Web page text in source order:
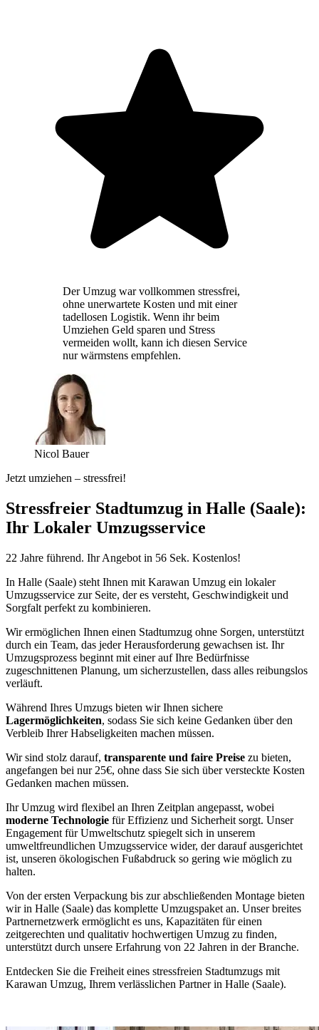
Der Umzug war vollkommen stressfrei,
ohne unerwartete Kosten und mit einer
tadellosen Logistik. Wenn ihr beim
Umziehen Geld sparen und Stress
vermeiden wollt, kann ich diesen Service
nur wärmstens empfehlen.
Nicol Bauer
Jetzt umziehen – stressfrei!
Stressfreier Stadtumzug in Halle (Saale):
Ihr Lokaler Umzugsservice
22 Jahre führend. Ihr Angebot in 56 Sek. Kostenlos!
In Halle (Saale) steht Ihnen mit Karawan Umzug ein lokaler
Umzugsservice zur Seite, der es versteht, Geschwindigkeit und
Sorgfalt perfekt zu kombinieren.
Wir ermöglichen Ihnen einen Stadtumzug ohne Sorgen, unterstützt
durch ein Team, das jeder Herausforderung gewachsen ist. Ihr
Umzugsprozess beginnt mit einer auf Ihre Bedürfnisse
zugeschnittenen Planung, um sicherzustellen, dass alles reibungslos
verläuft.
Während Ihres Umzugs bieten wir Ihnen sichere
Lagermöglichkeiten, sodass Sie sich keine Gedanken über den
Verbleib Ihrer Habseligkeiten machen müssen.
Wir sind stolz darauf, transparente und faire Preise zu bieten,
angefangen bei nur 25€, ohne dass Sie sich über versteckte Kosten
Gedanken machen müssen.
Ihr Umzug wird flexibel an Ihren Zeitplan angepasst, wobei
moderne Technologie für Effizienz und Sicherheit sorgt. Unser
Engagement für Umweltschutz spiegelt sich in unserem
umweltfreundlichen Umzugsservice wider, der darauf ausgerichtet
ist, unseren ökologischen Fußabdruck so gering wie möglich zu
halten.
Von der ersten Verpackung bis zur abschließenden Montage bieten
wir in Halle (Saale) das komplette Umzugspaket an. Unser breites
Partnernetzwerk ermöglicht es uns, Kapazitäten für einen
zeitgerechten und qualitativ hochwertigen Umzug zu finden,
unterstützt durch unsere Erfahrung von 22 Jahren in der Branche.
Entdecken Sie die Freiheit eines stressfreien Stadtumzugs mit
Karawan Umzug, Ihrem verlässlichen Partner in Halle (Saale).